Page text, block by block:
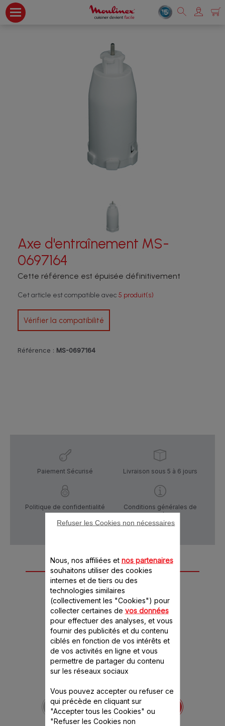
Axe d'entraînement MS-
0697164
Cette référence est épuisée définitivement
Cet article est compatible avec 5 produit(s)
Vérifier la compatibilité
Référence : MS-0697164
Paiement Sécurisé Livraison sous 5 à 6 jours
Politique de confidentialité
Conditions générales de
vente
Autre(s) accessoire(s)
recommandé(s)
hachoir MS-652091
Pour éviter les salissures
Stock disponible.
Nous, nos affiliées et nos partenaires
souhaitons utiliser des cookies
internes et de tiers ou des
technologies similaires
(collectivement les "Cookies") pour
collecter certaines de vos données
pour effectuer des analyses, et vous
fournir des publicités et du contenu
ciblés en fonction de vos intérêts et
de vos activités en ligne et vous
permettre de partager du contenu
sur les réseaux sociaux
Vous pouvez accepter ou refuser ce
qui précède en cliquant sur
"Accepter tous les Cookies" ou
"Refuser les Cookies non
Refuser les Cookies non nécessaires